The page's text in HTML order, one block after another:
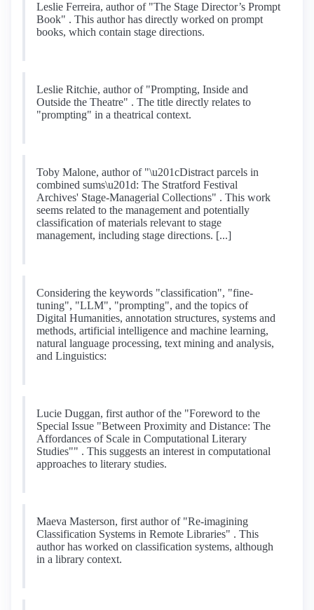
Leslie Ferreira, author of "The Stage Director’s Prompt
Book" . This author has directly worked on prompt
books, which contain stage directions.
Leslie Ritchie, author of "Prompting, Inside and
Outside the Theatre" . The title directly relates to
"prompting" in a theatrical context.
Toby Malone, author of "\u201cDistract parcels in
combined sums\u201d: The Stratford Festival
Archives' Stage-Managerial Collections" . This work
seems related to the management and potentially
classification of materials relevant to stage
management, including stage directions. [...]
Considering the keywords "classification", "fine-
tuning", "LLM", "prompting", and the topics of
Digital Humanities, annotation structures, systems and
methods, artificial intelligence and machine learning,
natural language processing, text mining and analysis,
and Linguistics:
Lucie Duggan, first author of the "Foreword to the
Special Issue "Between Proximity and Distance: The
Affordances of Scale in Computational Literary
Studies"" . This suggests an interest in computational
approaches to literary studies.
Maeva Masterson, first author of "Re-imagining
Classification Systems in Remote Libraries" . This
author has worked on classification systems, although
in a library context.